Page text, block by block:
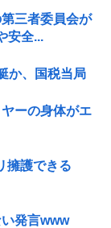
三者委員会が
安全...
か、国税当局
ーの身体がエ
擁護できる
い発言www